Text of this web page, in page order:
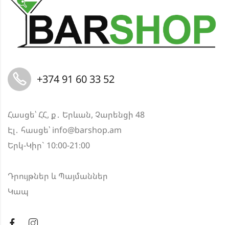
+374 91 60 33 52
Հասցե՝ ՀՀ, ք․ Երևան, Չարենցի 48
Էլ․ հասցե՝ info@barshop.am
Երկ-Կիր` 10։00-21։00
Դրույթներ և Պայմաններ
Կապ